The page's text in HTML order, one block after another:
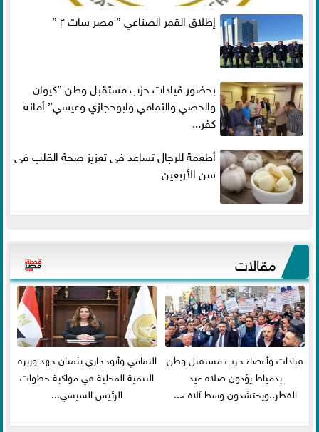
إطلاق القمر الصناعي ” مصر سات ٢ ”
بحضور قيادات حزب مستقبل وطن ”كيوان
والحصي والتمامي وابوحجازي وعيسي” أمانه
كفر...
أطعمة للرجال تساعد فى تعزيز صحة القلب فى
سن الأربعين
مقالات
قيادات وأعضاء حزب مستقبل وطن
بدمياط يؤدون صلاة عيد
الفطر..ويحتشدون وسط آلاف...
التمامي وأبوحجازي يثمنان جهد وزيرة
التنمية المحلية في مواكبة خطوات
الرئيس السيسي...